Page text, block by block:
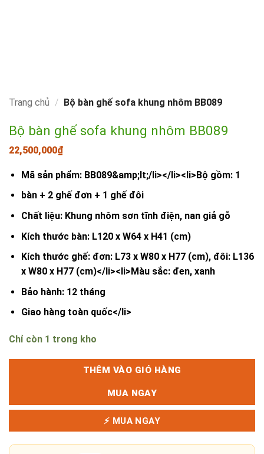
Trang chủ / Bộ bàn ghế sofa khung nhôm BB089
Bộ bàn ghế sofa khung nhôm BB089
22,500,000₫
Mã sản phẩm: BB089&amp;lt;/li></li><li>Bộ gồm: 1
bàn + 2 ghế đơn + 1 ghế đôi
Chất liệu: Khung nhôm sơn tĩnh điện, nan giả gỗ
Kích thước bàn: L120 x W64 x H41 (cm)
Kích thước ghế: đơn: L73 x W80 x H77 (cm), đôi: L136
x W80 x H77 (cm)</li><li>Màu sắc: đen, xanh
Bảo hành: 12 tháng
Giao hàng toàn quốc</li>
Chỉ còn 1 trong kho
THÊM VÀO GIỎ HÀNG
MUA NGAY
⚡ MUA NGAY